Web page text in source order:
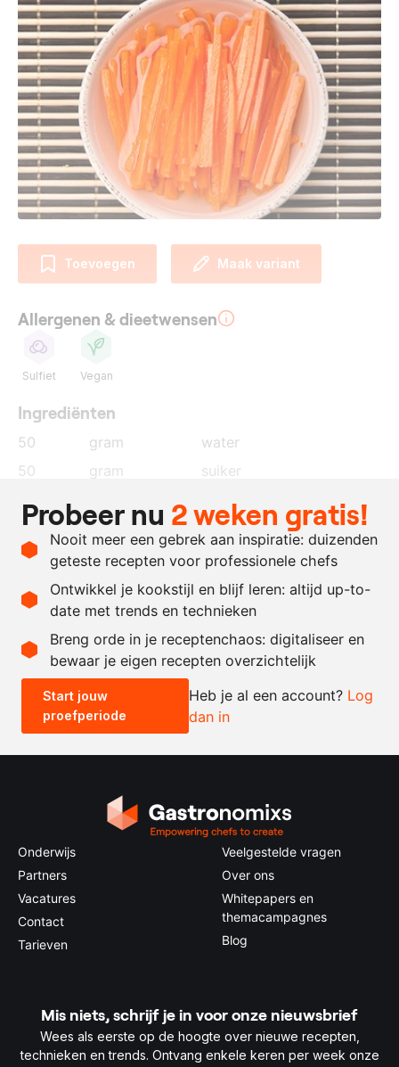
Toevoegen Maak variant
Allergenen & dieetwensen
Sulfiet Vegan
Ingrediënten
50 gram
water
50
gram
suiker
0.25
theel.
zout
1
winterwortel, in julienne
Recept omrekenen
- +
0.5x 1x 2x
Probeer nu 2 weken gratis!
Nooit meer een gebrek aan inspiratie: duizenden
geteste recepten voor professionele chefs
Ontwikkel je kookstijl en blijf leren: altijd up-to-
date met trends en technieken
Breng orde in je receptenchaos: digitaliseer en
bewaar je eigen recepten overzichtelijk
Start jouw
proefperiode
Heb je al een account? Log
dan in
Onderwijs
Partners
Vacatures
Contact
Tarieven
Veelgestelde vragen
Over ons
Whitepapers en
themacampagnes
Blog
Mis niets, schrijf je in voor onze nieuwsbrief
Wees als eerste op de hoogte over nieuwe recepten,
technieken en trends. Ontvang enkele keren per week onze